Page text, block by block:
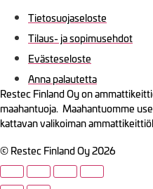
Tietosuojaseloste
Tilaus- ja sopimusehdot
Evästeseloste
Anna palautetta
Restec Finland Oy on
maahantuoja. Maahantuomme
kattavan valikoiman
© Restec Finland Oy 2026